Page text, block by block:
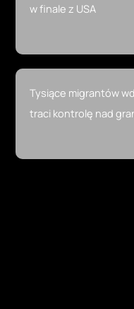
w finale z USA
Tysiące migrantów
traci kontrolę nad